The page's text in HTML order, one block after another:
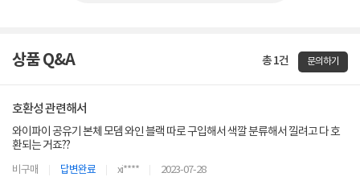
상품 Q&A 총 1건 문의하기
호환성 관련해서
와이파이 공유기 본체 모뎀 와인 블랙 따로 구입해서 색깔 분류해서 낄려고 다 호
환되는 거죠??
비구매 답변완료 xi**** 2023-07-28